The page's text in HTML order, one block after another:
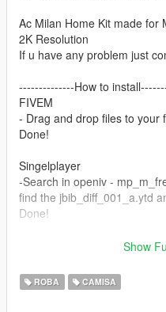
Ac Milan Home Kit made for
2K Resolution
If u have any problem just
--------------How to
FIVEM
- Drag and drop files to your
Done!
Singelplayer
-Search in openiv -
find the jbib_diff_001_a.ytd
Done!
Discord Server - https://
Mail - Kollix1@gmail.com
Show
ROBA CAMISA